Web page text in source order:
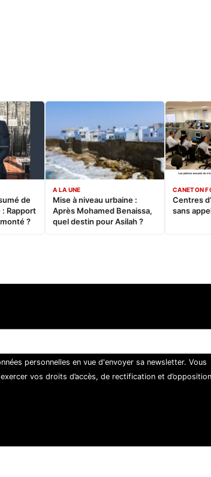
de
Rapport
?
A LA UNE
Mise à niveau urbaine :
Après Mohamed Benaissa,
quel destin pour Asilah ?
CANETON
Centres
sans
personnelles en vue d'envoyer sa newsletter. Vous
vos droits d’accès, de rectification et d’opposition